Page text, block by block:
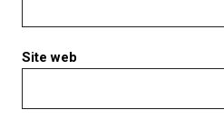
Site web